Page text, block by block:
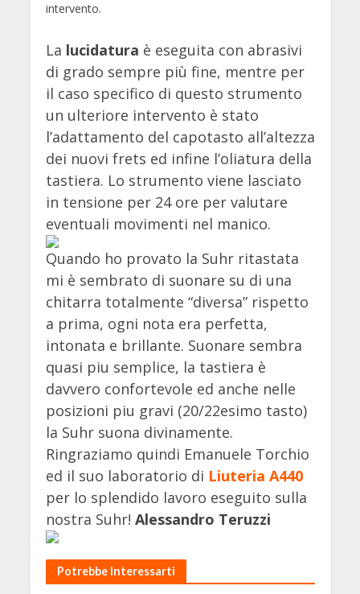
intervento.
La lucidatura è eseguita con abrasivi
di grado sempre più fine, mentre per
il caso specifico di questo strumento
un ulteriore intervento è stato
l’adattamento del capotasto all’altezza
dei nuovi frets ed infine l’oliatura della
tastiera. Lo strumento viene lasciato
in tensione per 24 ore per valutare
eventuali movimenti nel manico.
Quando ho provato la Suhr ritastata
mi è sembrato di suonare su di una
chitarra totalmente “diversa” rispetto
a prima, ogni nota era perfetta,
intonata e brillante. Suonare sembra
quasi piu semplice, la tastiera è
davvero confortevole ed anche nelle
posizioni piu gravi (20/22esimo tasto)
la Suhr suona divinamente.
Ringraziamo quindi Emanuele Torchio
ed il suo laboratorio di Liuteria A440
per lo splendido lavoro eseguito sulla
nostra Suhr! Alessandro Teruzzi
Potrebbe Interessarti